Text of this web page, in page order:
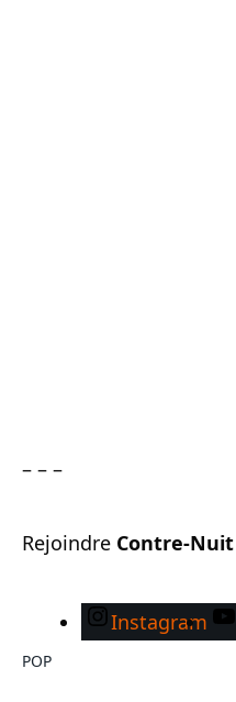
– – –
Rejoindre Contre-Nuit
Instagram
POP